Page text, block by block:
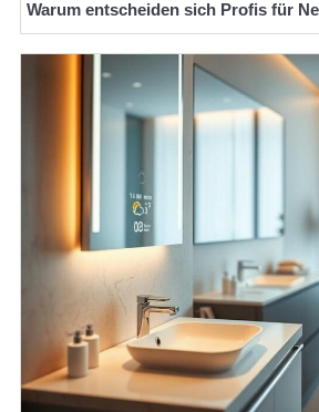
Warum entscheiden sich Profis für